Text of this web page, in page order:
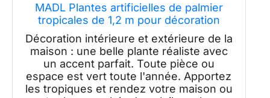
MADL Plantes artificielles de palmier
tropicales de 1,2 m pour décoration
extérieure de bureau
Décoration intérieure et extérieure de la
maison : une belle plante réaliste avec
un accent parfait. Toute pièce ou
espace est vert toute l'année. Apportez
les tropiques et rendez votre maison ou